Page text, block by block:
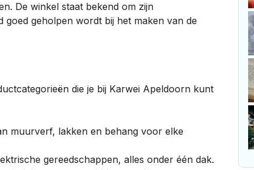
De winkel staat bekend om zijn
goed geholpen wordt bij het maken van de
die je bij Karwei Apeldoorn kunt
muurverf, lakken en behang voor elke
gereedschappen, alles onder één dak.